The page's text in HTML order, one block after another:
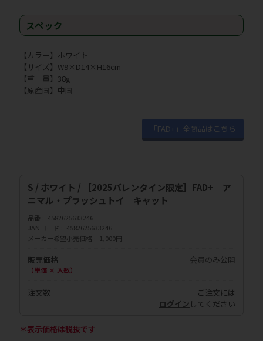
スペック
【カラー】ホワイト
【サイズ】W9×D14×H16cm
【重 量】38g
【原産国】中国
「FAD+」全商品はこちら
S / ホワイト / ［2025バレンタイン限定］FAD+ ア
ニマル・プラッシュトイ キャット
品番
4582625633246
JANコード
4582625633246
メーカー希望小売価格
1,000円
販売価格
（単価 × 入数）
会員のみ公開
注文数
ご注文には
ログイン してください
＊表示価格は税抜です